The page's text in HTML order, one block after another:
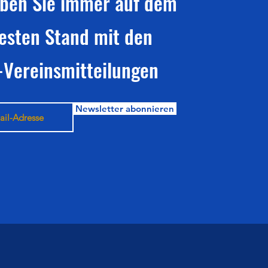
Stand mit den
Vereinsmitteilungen
Newsletter abonnieren